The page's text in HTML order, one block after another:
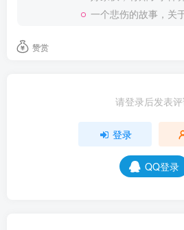
一个悲伤的故事，关
赞赏
请登录后发表
登录
QQ登录